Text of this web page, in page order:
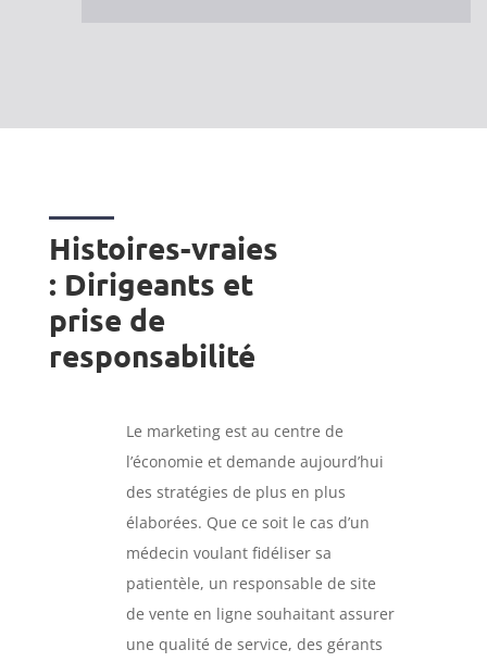
Histoires-vraies
: Dirigeants et
prise de
responsabilité
Le marketing est au centre de
l’économie et demande aujourd’hui
des stratégies de plus en plus
élaborées. Que ce soit le cas d’un
médecin voulant fidéliser sa
patientèle, un responsable de site
de vente en ligne souhaitant assurer
une qualité de service, des gérants